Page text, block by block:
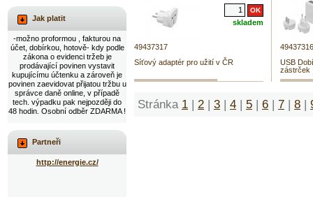
skladem
49437317
Síťový adaptér pro užití v ČR
49437316
USB
zástrček
Stránka 1 | 2 | 3 | 4 | 5 | 6 | 7 | 8 |
Jak platit
-možno proformou , fakturou na
účet, dobírkou, hotově- kdy podle
zákona o evidenci tržeb je
prodávající povinen vystavit
kupujícímu účtenku a zároveň je
povinen zaevidovat přijatou tržbu u
správce daně online, v případě
tech. výpadku pak nejpozději do
48 hodin. Osobní odběr ZDARMA !
Partneři
http://energie.cz/